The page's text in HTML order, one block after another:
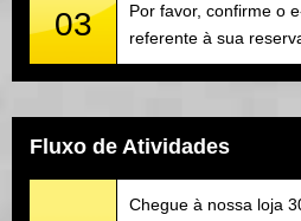
03
Por favor, confirme o
referente à sua
Fluxo de Atividades
Chegue à nossa loja